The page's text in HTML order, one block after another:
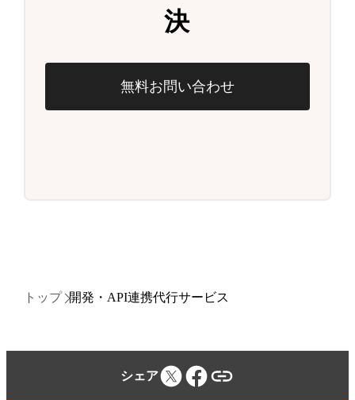
決
無料お問い合わせ
トップ 開発・API連携代行サービス
シェア